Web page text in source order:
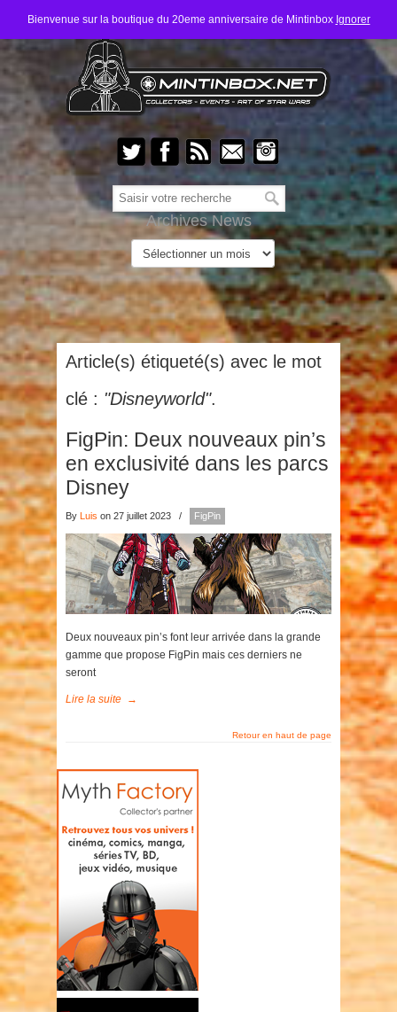
Bienvenue sur la boutique du 20eme anniversaire de Mintinbox Ignorer
Archives News
Article(s) étiqueté(s) avec le mot
clé : "Disneyworld".
FigPin: Deux nouveaux pin’s
en exclusivité dans les parcs
Disney
By Luis on 27 juillet 2023 / FigPin
Deux nouveaux pin’s font leur arrivée dans la grande
gamme que propose FigPin mais ces derniers ne
seront
Lire la suite →
Retour en haut de page